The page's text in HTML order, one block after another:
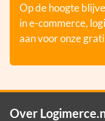
Op de hoogte
in e-commerce,
aan voor onze
Over